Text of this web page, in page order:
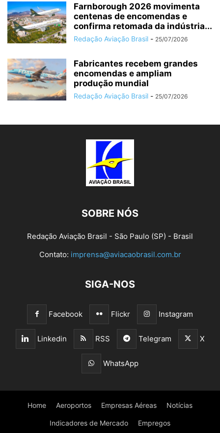
Farnborough 2026 movimenta
centenas de encomendas e
confirma retomada da indústria...
Redação Aviação Brasil - 25/07/2026
Fabricantes recebem grandes
encomendas e ampliam
produção mundial
Redação Aviação Brasil - 25/07/2026
SOBRE NÓS
Redação Aviação Brasil - São Paulo (SP) - Brasil
Contato: imprensa@aviacaobrasil.com.br
SIGA-NOS
Facebook Flickr Instagram
Linkedin RSS Telegram X
WhatsApp
Home Aeroportos Empresas Aéreas Notícias
Indicadores de Mercado Empregos